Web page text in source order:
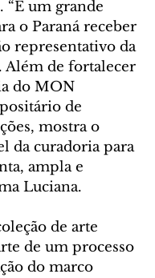
“É um grande
o Paraná receber
representativo da
Além de fortalecer
do MON
de
mostra o
da curadoria para
ampla e
Luciana.
de arte
de um processo
do marco